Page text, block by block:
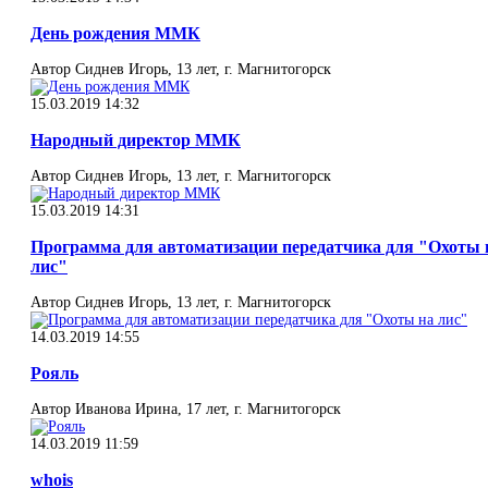
День рождения ММК
Автор Сиднев Игорь, 13 лет, г. Магнитогорск
15.03.2019 14:32
Народный директор ММК
Автор Сиднев Игорь, 13 лет, г. Магнитогорск
15.03.2019 14:31
Программа для автоматизации передатчика для ‎"Охоты
лис"
Автор Сиднев Игорь, 13 лет, г. Магнитогорск
14.03.2019 14:55
Рояль
Автор Иванова Ирина, 17 лет, г. Магнитогорск
14.03.2019 11:59
whois